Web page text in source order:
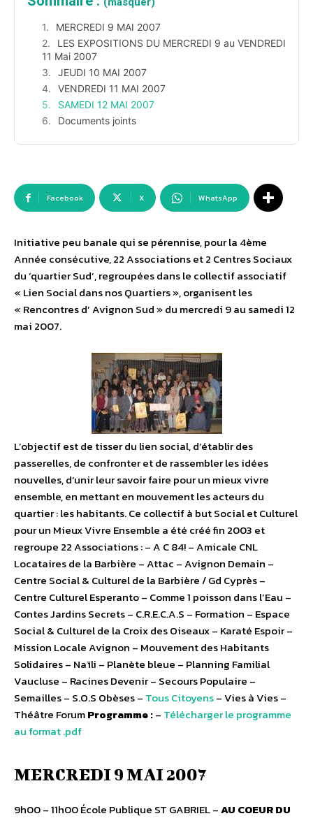
MERCREDI 9 MAI 2007
LES EXPOSITIONS DU MERCREDI 9 au VENDREDI
11 Mai 2007
JEUDI 10 MAI 2007
VENDREDI 11 MAI 2007
SAMEDI 12 MAI 2007
Documents joints
Facebook X WhatsApp
Initiative peu banale qui se pérennise, pour la 4ème
Année consécutive, 22 Associations et 2 Centres Sociaux
du ‘quartier Sud’, regroupées dans le collectif associatif
« Lien Social dans nos Quartiers », organisent les
« Rencontres d’ Avignon Sud » du mercredi 9 au samedi 12
mai 2007.
L’objectif est de tisser du lien social, d’établir des
passerelles, de confronter et de rassembler les idées
nouvelles, d’unir leur savoir faire pour un mieux vivre
ensemble, en mettant en mouvement les acteurs du
quartier : les habitants. Ce collectif à but Social et Culturel
pour un Mieux Vivre Ensemble a été créé fin 2003 et
regroupe 22 Associations : – A C 84! – Amicale CNL
Locataires de la Barbière – Attac – Avignon Demain –
Centre Social & Culturel de la Barbière / Gd Cyprès –
Centre Culturel Esperanto – Comme 1 poisson dans l’Eau –
Contes Jardins Secrets – C.R.E.C.A.S – Formation – Espace
Social & Culturel de la Croix des Oiseaux – Karaté Espoir –
Mission Locale Avignon – Mouvement des Habitants
Solidaires – Naïli – Planète bleue – Planning Familial
Vaucluse – Racines Devenir – Secours Populaire –
Semailles – S.O.S Obèses – Tous Citoyens– Vies à Vies –
Théâtre ForumProgramme :– Télécharger le programme
au format .pdf
MERCREDI 9 MAI 2007
9h00 – 11h00 École Publique ST GABRIEL –AU COEUR DU